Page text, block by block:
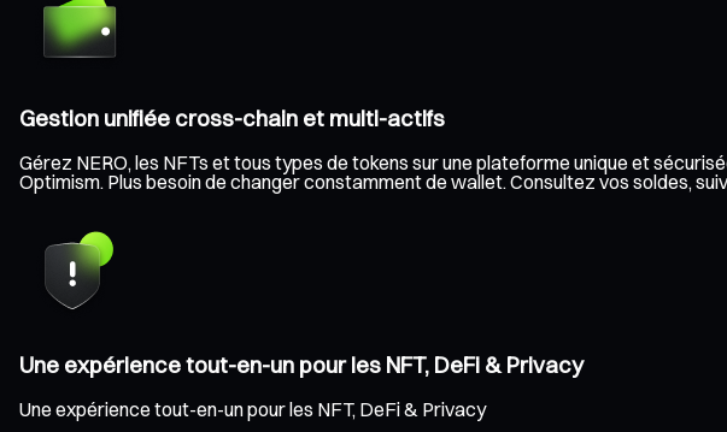
Gestion unifiée cross-chain et multi-actifs
Gérez NERO, les NFTs et tous types de tokens sur une plateforme unique et
Optimism. Plus besoin de changer constamment de wallet. Consultez vos soldes,
Une expérience tout-en-un pour les NFT, DeFi & Privacy
Une expérience tout-en-un pour les NFT, DeFi & Privacy